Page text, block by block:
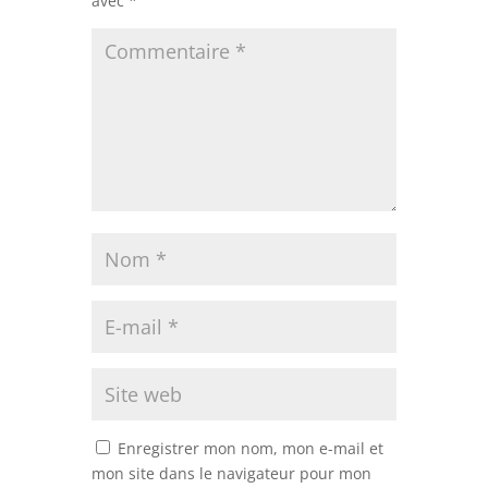
Enregistrer mon nom, mon e-mail et
mon site dans le navigateur pour mon